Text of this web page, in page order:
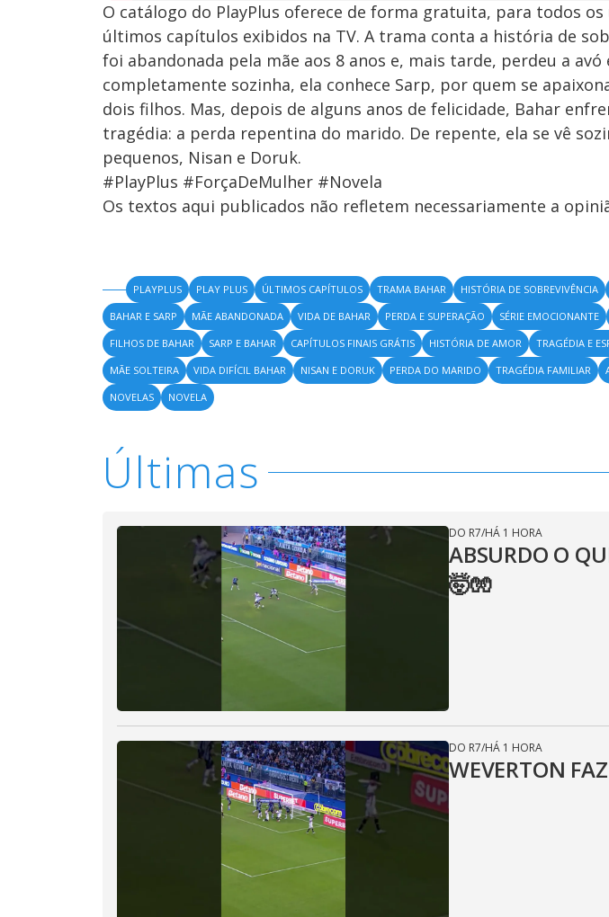
O catálogo do PlayPlus oferece de forma gratuita, para todos os
últimos capítulos exibidos na TV. A trama conta a história de
foi abandonada pela mãe aos 8 anos e, mais tarde, perdeu a avó
completamente sozinha, ela conhece Sarp, por quem se
dois filhos. Mas, depois de alguns anos de felicidade, Bahar
tragédia: a perda repentina do marido. De repente, ela se vê
pequenos, Nisan e Doruk.
#PlayPlus #ForçaDeMulher #Novela
Os textos aqui publicados não refletem necessariamente a
PLAYPLUS PLAY PLUS ÚLTIMOS CAPÍTULOS TRAMA BAHAR HISTÓRIA DE SOBREVIVÊNCIA
BAHAR E SARP
MÃE ABANDONADA VIDA DE BAHAR PERDA E SUPERAÇÃO SÉRIE EMOCIONANTE
FILHOS DE BAHAR
SARP E BAHAR CAPÍTULOS FINAIS GRÁTIS HISTÓRIA DE AMOR TRAGÉDIA E
MÃE SOLTEIRA
VIDA DIFÍCIL BAHAR NISAN E DORUK PERDA DO MARIDO TRAGÉDIA FAMILIAR
NOVELAS
NOVELA
Últimas
DO R7/HÁ 1 HORA
ABSURDO O
🤯🧤
DO R7/HÁ 1 HORA
WEVERTON